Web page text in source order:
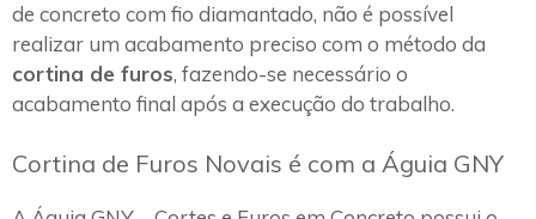
de concreto com fio diamantado, não é possível
realizar um acabamento preciso com o método da
cortina de furos, fazendo-se necessário o
acabamento final após a execução do trabalho.
Cortina de Furos Novais é com a Águia GNY